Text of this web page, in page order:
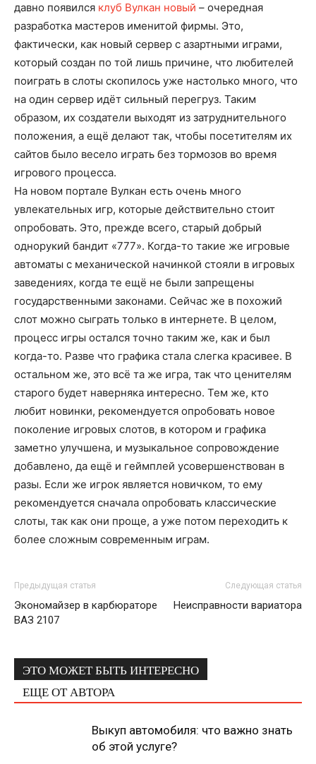
давно появился клуб Вулкан новый – очередная
разработка мастеров именитой фирмы. Это,
фактически, как новый сервер с азартными играми,
который создан по той лишь причине, что любителей
поиграть в слоты скопилось уже настолько много, что
на один сервер идёт сильный перегруз. Таким
образом, их создатели выходят из затруднительного
положения, а ещё делают так, чтобы посетителям их
сайтов было весело играть без тормозов во время
игрового процесса.
На новом портале Вулкан есть очень много
увлекательных игр, которые действительно стоит
опробовать. Это, прежде всего, старый добрый
однорукий бандит «777». Когда-то такие же игровые
автоматы с механической начинкой стояли в игровых
заведениях, когда те ещё не были запрещены
государственными законами. Сейчас же в похожий
слот можно сыграть только в интернете. В целом,
процесс игры остался точно таким же, как и был
когда-то. Разве что графика стала слегка красивее. В
остальном же, это всё та же игра, так что ценителям
старого будет наверняка интересно. Тем же, кто
любит новинки, рекомендуется опробовать новое
поколение игровых слотов, в котором и графика
заметно улучшена, и музыкальное сопровождение
добавлено, да ещё и геймплей усовершенствован в
разы. Если же игрок является новичком, то ему
рекомендуется сначала опробовать классические
слоты, так как они проще, а уже потом переходить к
более сложным современным играм.
Предыдущая статья
Экономайзер в карбюраторе
ВАЗ 2107
Следующая статья
Неисправности вариатора
ЭТО МОЖЕТ БЫТЬ ИНТЕРЕСНО
ЕЩЕ ОТ АВТОРА
Выкуп автомобиля: что важно знать
об этой услуге?